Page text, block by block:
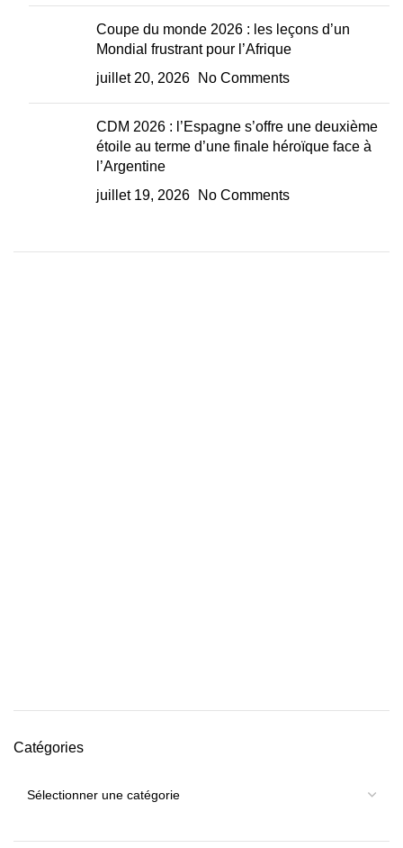
Coupe du monde 2026 : les leçons d’un
Mondial frustrant pour l’Afrique
juillet 20, 2026
No Comments
CDM 2026 : l’Espagne s’offre une deuxième
étoile au terme d’une finale héroïque face à
l’Argentine
juillet 19, 2026
No Comments
Catégories